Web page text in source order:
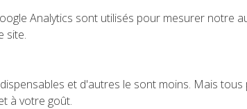
Analytics sont utilisés pour mesurer notre
site.
et d'autres le sont moins. Mais
à votre goût.